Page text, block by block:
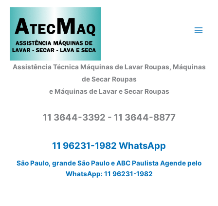
Assistência Técnica Máquinas de Lavar Roupas, Máquinas
de Secar Roupas
e Máquinas de Lavar e Secar Roupas
11 3644-3392 - 11 3644-8877
11 96231-1982 WhatsApp
São Paulo, grande São Paulo e ABC Paulista Agende pelo
WhatsApp: 11 96231-1982